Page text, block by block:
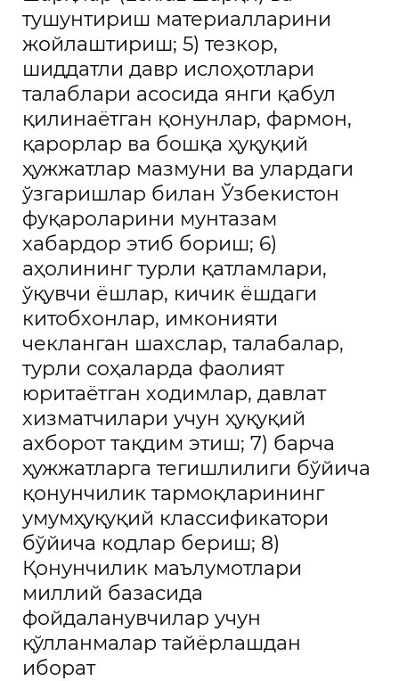
тушунтириш материалларини
жойлаштириш; 5) тезкор,
шиддатли давр ислоҳотлари
талаблари асосида янги қабул
қилинаётган қонунлар, фармон,
қарорлар ва бошқа ҳуқуқий
ҳужжатлар мазмуни ва улардаги
ўзгаришлар билан Ўзбекистон
фуқароларини мунтазам
хабардор этиб бориш; 6)
аҳолининг турли қатламлари,
ўқувчи ёшлар, кичик ёшдаги
китобхонлар, имконияти
чекланган шахслар, талабалар,
турли соҳаларда фаолият
юритаётган ходимлар, давлат
хизматчилари учун ҳуқуқий
ахборот тақдим этиш; 7) барча
ҳужжатларга тегишлилиги бўйича
қонунчилик тармоқларининг
умумҳуқуқий классификатори
бўйича кодлар бериш; 8)
Қонунчилик маълумотлари
миллий базасида
фойдаланувчилар учун
қўлланмалар тайёрлашдан
иборат